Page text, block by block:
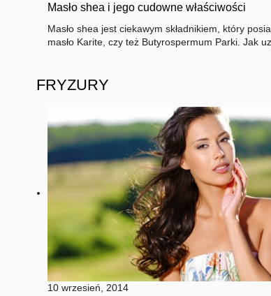
Masło shea i jego cudowne właściwości
Masło shea jest ciekawym składnikiem, który
masło Karite, czy też Butyrospermum Parki. Jak
FRYZURY
10 wrzesień, 2014